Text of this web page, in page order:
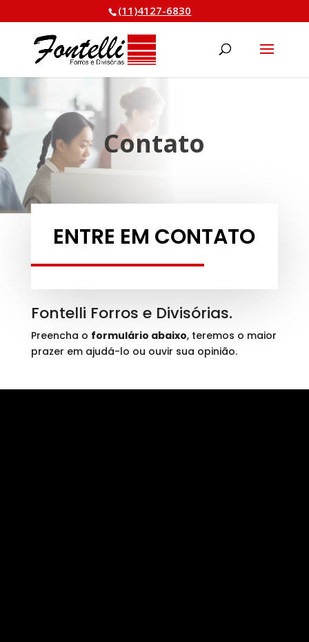
(11)4127-6830
Contato
ENTRE EM CONTATO
Fontelli Forros e Divisórias.
Preencha o formulário abaixo, teremos o maior
prazer em ajudá-lo ou ouvir sua opinião.